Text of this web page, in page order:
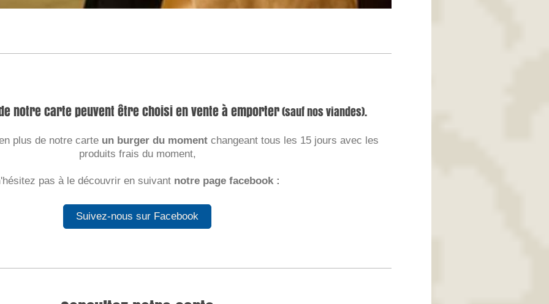
notre carte peuvent être choisi en vente à emporter(sauf nos viandes).
plus de notre carte un burger du moment changeant tous les 15 jours avec les
produits frais du moment,
pas à le découvrir en suivant notre page facebook :
Suivez-nous sur Facebook